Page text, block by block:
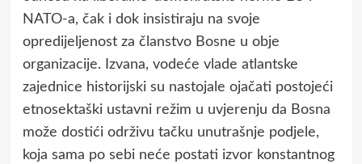
NATO-a, čak i dok insistiraju na svoje
opredijeljenost za članstvo Bosne u obje
organizacije. Izvana, vodeće vlade atlantske
zajednice historijski su nastojale ojačati postojeći
etnosektaški ustavni režim u uvjerenju da Bosna
može dostići održivu tačku unutrašnje podjele,
koja sama po sebi neće postati izvor konstantnog